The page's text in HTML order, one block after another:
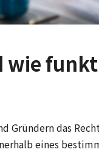
wie
Gründern das
eines